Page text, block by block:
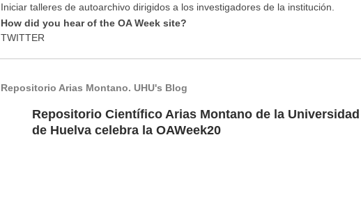
Iniciar talleres de autoarchivo dirigidos a los investigadores de la institución.
How did you hear of the OA Week site?
TWITTER
Repositorio Arias Montano. UHU's Blog
Repositorio Científico Arias Montano de la Universidad
de Huelva celebra la OAWeek20